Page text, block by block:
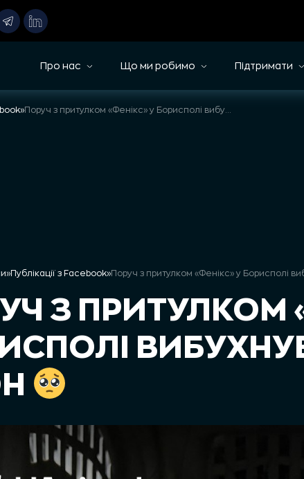
Про нас Що ми робимо Підтримати
»
»Публікації з Facebook»
З ПРИТУЛКОМ